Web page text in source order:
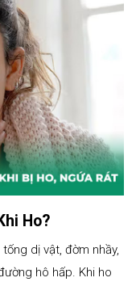
Ho?
dị vật, đờm nhầy,
hô hấp. Khi ho